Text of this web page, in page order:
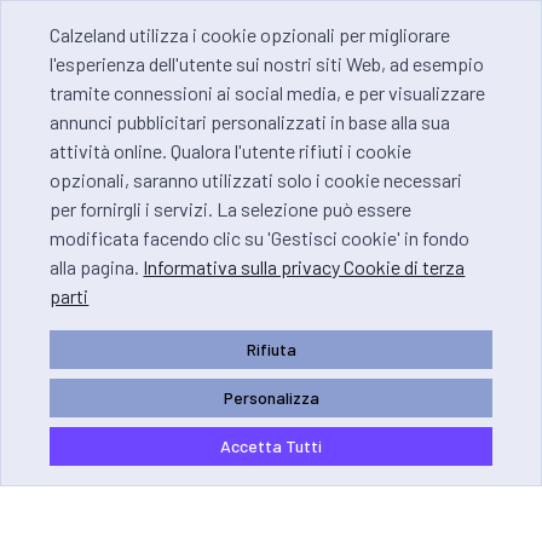
Calzeland utilizza i cookie opzionali per migliorare
l'esperienza dell'utente sui nostri siti Web, ad esempio
tramite connessioni ai social media, e per visualizzare
annunci pubblicitari personalizzati in base alla sua
attività online. Qualora l'utente rifiuti i cookie
opzionali, saranno utilizzati solo i cookie necessari
per fornirgli i servizi. La selezione può essere
modificata facendo clic su 'Gestisci cookie' in fondo
alla pagina. Informativa sulla privacy Cookie di terza
parti
Rifiuta
Personalizza
Accetta Tutti